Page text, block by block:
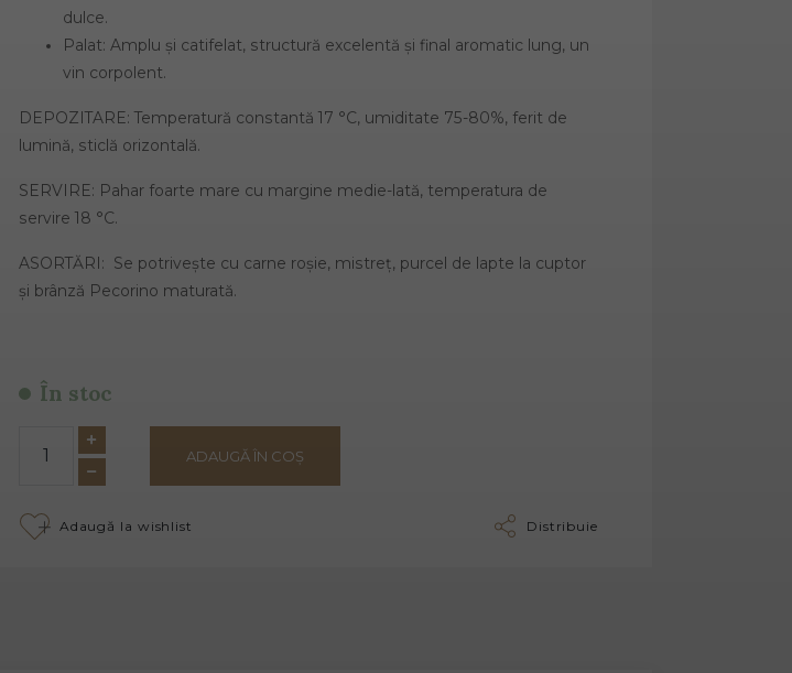
dulce.
Palat: Amplu și catifelat, structură excelentă și final aromatic lung, un
vin corpolent.
DEPOZITARE: Temperatură constantă 17 °C, umiditate 75-80%, ferit de
lumină, sticlă orizontală.
SERVIRE: Pahar foarte mare cu margine medie-lată, temperatura de
servire 18 °C.
ASORTĂRI:
Se potrivește cu carne roșie, mistreț, purcel de lapte la cuptor
și brânză Pecorino maturată.
În stoc
ADAUGĂ ÎN COȘ
Adaugă la wishlist Distribuie